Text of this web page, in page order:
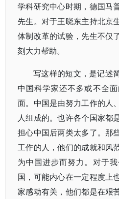
学科研究中心时期，德国马
先生。对于王晓东主持北京
体制改革的试验，先生不仅
刻大力帮助。
写这样的短文，是记述
中国科学家还不多或不全
面。中国是由努力工作的人
人组成的。也许各个国家都
担心中国后两类太多了。那
工作的人，他们的成就和风
为中国进步而努力。对于
国，可能内心在一定程度上
家感动有关，他们都是在艰